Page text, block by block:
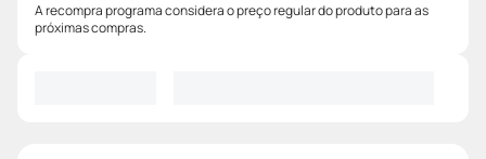
A recompra programa considera o preço regular do produto para as
próximas compras.